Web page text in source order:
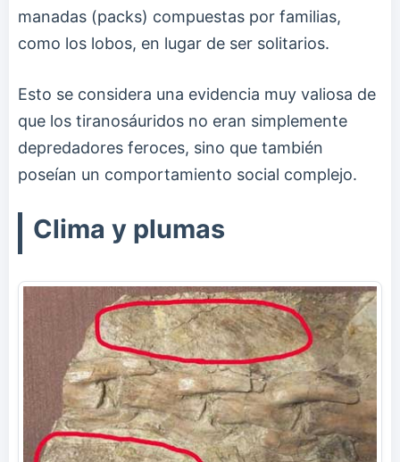
manadas (packs) compuestas por familias,
como los lobos, en lugar de ser solitarios.
Esto se considera una evidencia muy valiosa de
que los tiranosáuridos no eran simplemente
depredadores feroces, sino que también
poseían un comportamiento social complejo.
Clima y plumas